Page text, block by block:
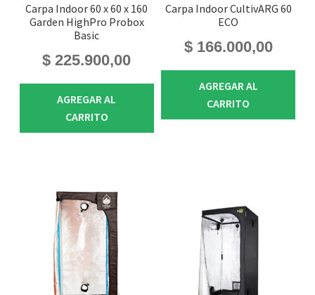
Carpa Indoor 60 x 60 x 160
Garden HighPro Probox
Basic
$ 225.900,00
AGREGAR AL
CARRITO
Carpa Indoor CultivARG 60
ECO
$166.000,00
AGREGAR AL
CARRITO